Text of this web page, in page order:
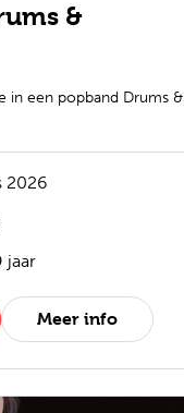
&
in een popband Drums &
2026
jaar
Meer info